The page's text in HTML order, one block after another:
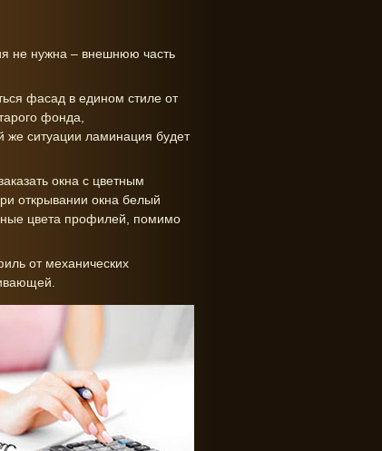
не нужна – внешнюю часть
фасад в едином стиле от
фонда,
же ситуации ламинация будет
окна с цветным
открывании окна белый
цвета профилей, помимо
от механических